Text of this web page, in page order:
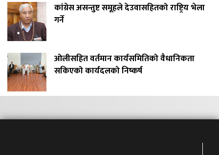
कांग्रेस असन्तुष्ट समूहले देउवासहितको राष्ट्रिय भेला
गर्ने
ओलीसहित वर्तमान कार्यसमितिको वैधानिकता
सकिएको कार्यदलको निष्कर्ष